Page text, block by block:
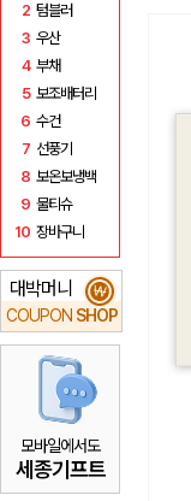
2 텀블러
3 우산
4 부채
5 보조배터리
6 수건
7 선풍기
8 보온보냉백
9 물티슈
10 장바구니
대박머니
COUPON SHOP
₩
모바일에서도
세종기프트